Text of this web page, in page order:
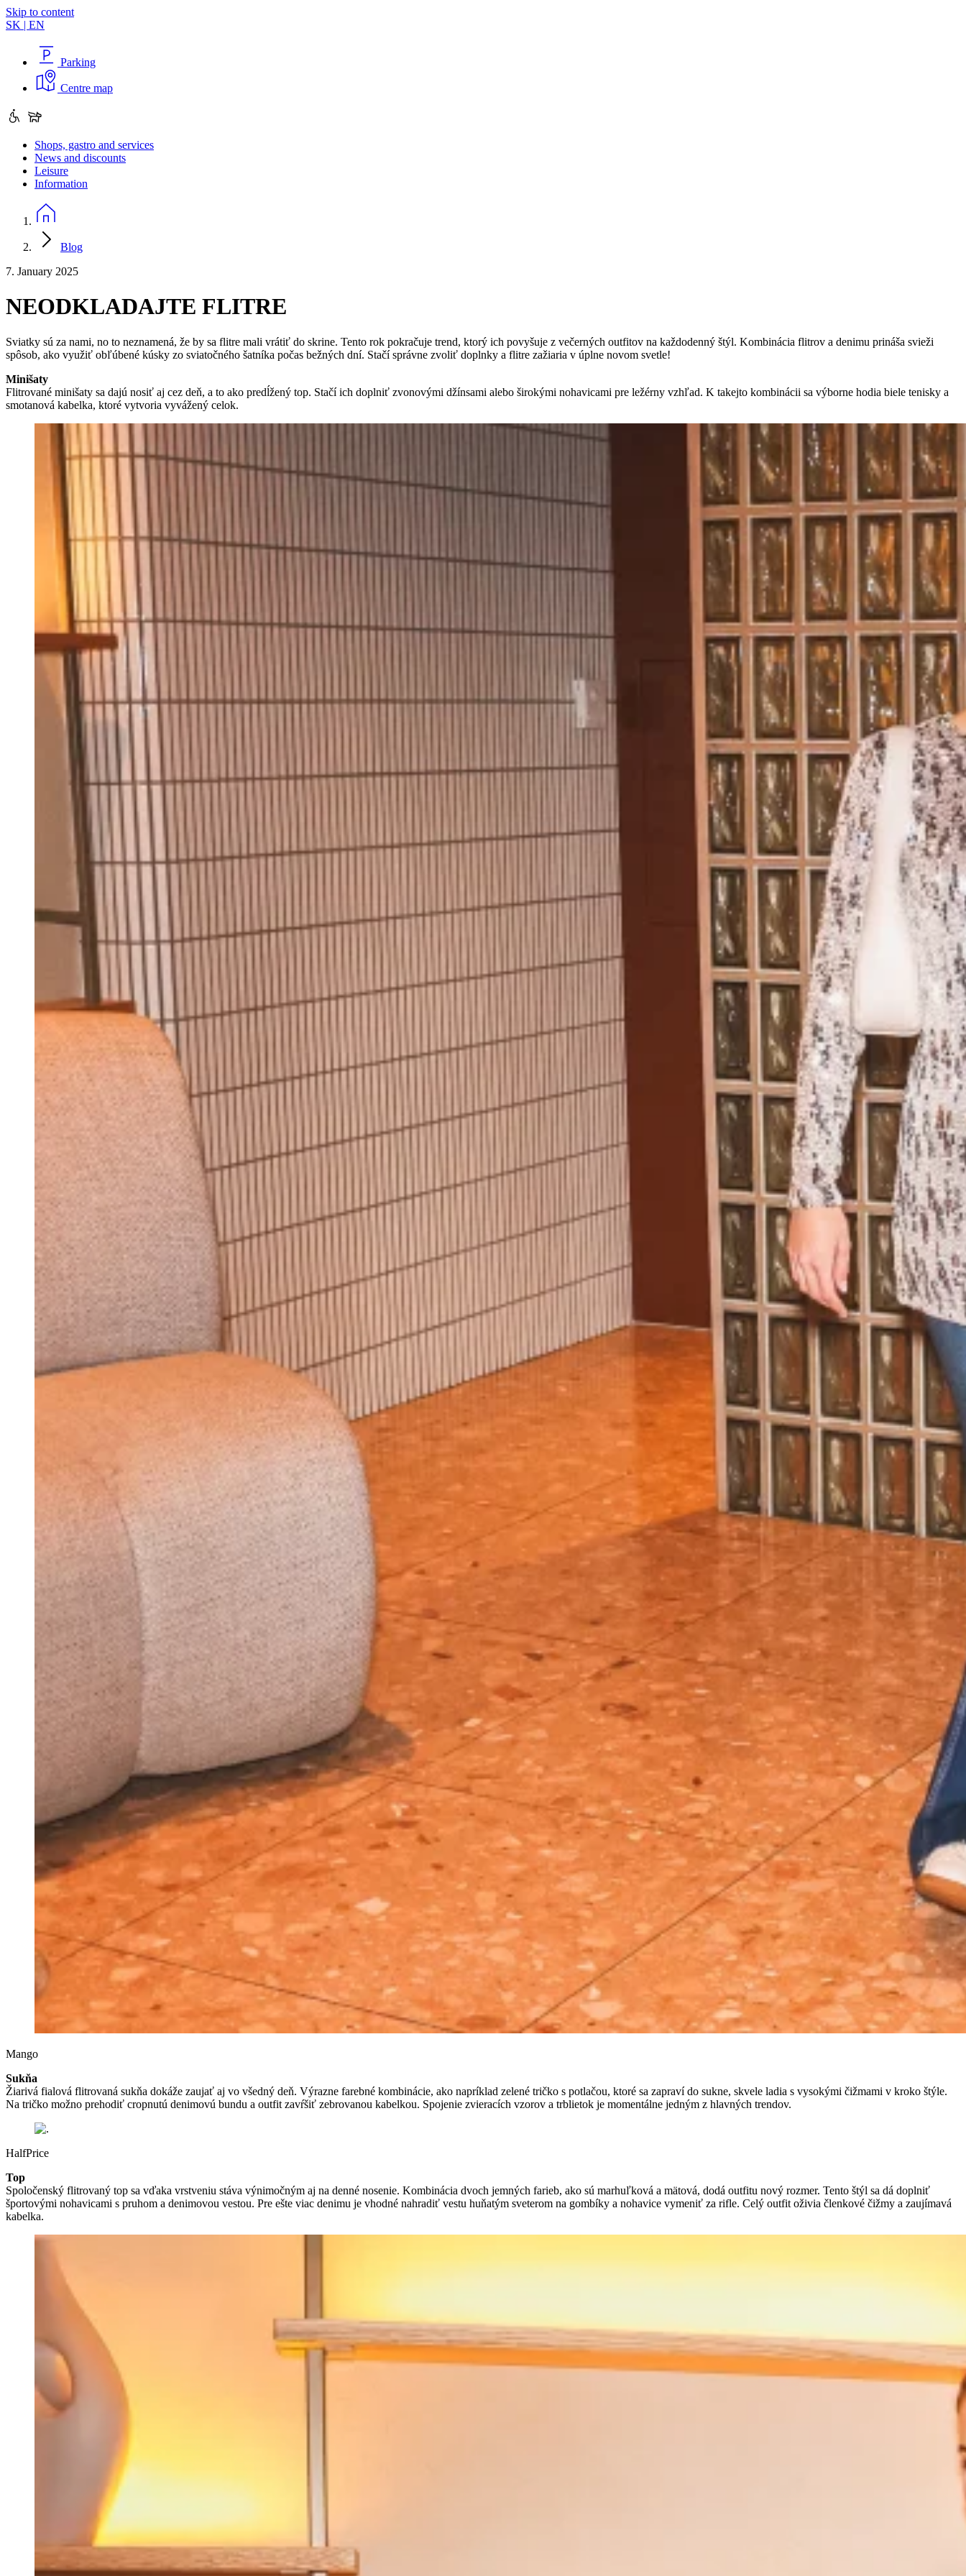
Skip to content
SK | EN
Parking
Centre map
Shops, gastro and services
News and discounts
Leisure
Information
Blog
7. January 2025
NEODKLADAJTE FLITRE
Sviatky sú za nami, no to neznamená, že by sa flitre mali vrátiť do skrine. Tento rok pokračuje trend, ktorý ich povyšuje z večerných outfitov na každodenný štýl. Kombinácia flitrov a denimu prináša svieži
spôsob, ako využiť obľúbené kúsky zo sviatočného šatníka počas bežných dní. Stačí správne zvoliť doplnky a flitre zažiaria v úplne novom svetle!
Minišaty
Flitrované minišaty sa dajú nosiť aj cez deň, a to ako predĺžený top. Stačí ich doplniť zvonovými džínsami alebo širokými nohavicami pre ležérny vzhľad. K takejto kombinácii sa výborne hodia biele tenisky a
smotanová kabelka, ktoré vytvoria vyvážený celok.
Mango
Sukňa
Žiarivá fialová flitrovaná sukňa dokáže zaujať aj vo všedný deň. Výrazne farebné kombinácie, ako napríklad zelené tričko s potlačou, ktoré sa zapraví do sukne, skvele ladia s vysokými čižmami v kroko štýle.
Na tričko možno prehodiť cropnutú denimovú bundu a outfit zavŕšiť zebrovanou kabelkou. Spojenie zvieracích vzorov a trblietok je momentálne jedným z hlavných trendov.
HalfPrice
Top
Spoločenský flitrovaný top sa vďaka vrstveniu stáva výnimočným aj na denné nosenie. Kombinácia dvoch jemných farieb, ako sú marhuľková a mätová, dodá outfitu nový rozmer. Tento štýl sa dá doplniť
športovými nohavicami s pruhom a denimovou vestou. Pre ešte viac denimu je vhodné nahradiť vestu huňatým sveterom na gombíky a nohavice vymeniť za rifle. Celý outfit oživia členkové čižmy a zaujímavá
kabelka.